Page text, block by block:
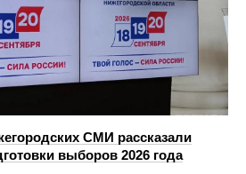
СМИ рассказали
выборов 2026 года